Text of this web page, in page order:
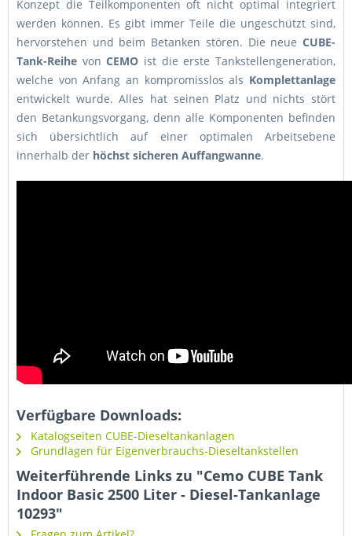
Konzept die Teilkomponenten oft nicht optimal integriert
werden können. Es gibt immer Teile die ungeschützt sind,
hervorstehen und beim Betanken stören. Die neue CUBE-
Tank-Reihe vonCEMO ist die erste Tankstellengeneration,
welche von Anfang an kompromisslos als Komplettanlage
entwickelt wurde. Alles hat seinen Platz und nichts stört
den Betankungsvorgang, denn alle Komponenten befinden
sich übersichtlich auf einer optimalen Arbeitsebene
innerhalb der höchst sicheren Auffangwanne.
Verfügbare Downloads:
Katalogseiten CUBE-Dieseltankanlagen
Grundlagen für Eigenverbrauchs-Dieseltankstellen
Weiterführende Links zu "Cemo CUBE Tank
Indoor Basic 2500 Liter - Diesel-Tankanlage
10293"